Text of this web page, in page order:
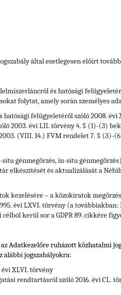
által esetlegesen előírt
és hatósági
folytat, amely során személyes
hatósági felügyeletéről szóló 2008.
2003. évi LII. törvény 4. § (1)-(3)
(VIII. 14.) FVM rendelet 7. § (3)-
génmegőrzés, in-situ
elkészítését és aktualizálását a
kezelésére – a közokiratok
évi LXVI. törvény (a
kerül sor a GDPR 89. cikkére
Adatkezelőre ruházott közhatalmi
alábbi jogszabályokra:
XLVI. törvény
rendtartásról szóló 2016. évi CL.